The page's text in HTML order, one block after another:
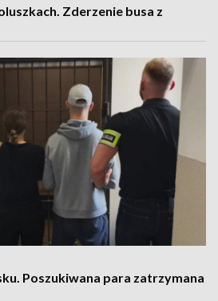
Zderzenie busa z
Poszukiwana para zatrzymana